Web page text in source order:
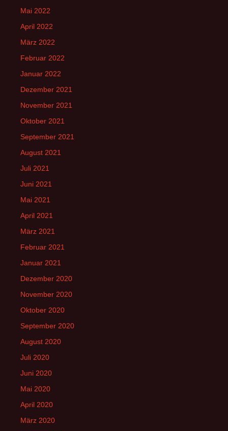
Mai 2022
April 2022
März 2022
Februar 2022
Januar 2022
Dezember 2021
November 2021
Oktober 2021
September 2021
August 2021
Juli 2021
Juni 2021
Mai 2021
April 2021
März 2021
Februar 2021
Januar 2021
Dezember 2020
November 2020
Oktober 2020
September 2020
August 2020
Juli 2020
Juni 2020
Mai 2020
April 2020
März 2020